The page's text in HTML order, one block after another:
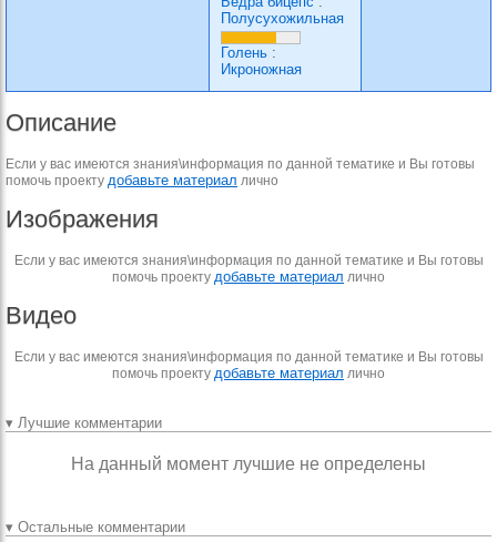
Полусухожильная
Голень :
Икроножная
Описание
Если у вас имеются знания\информация по данной тематике и Вы готовы
помочь проекту добавьте материал лично
Изображения
Если у вас имеются знания\информация по данной тематике и Вы готовы
помочь проекту добавьте материал лично
Видео
Если у вас имеются знания\информация по данной тематике и Вы готовы
помочь проекту добавьте материал лично
▾ Лучшие комментарии
На данный момент лучшие не определены
▾ Остальные комментарии